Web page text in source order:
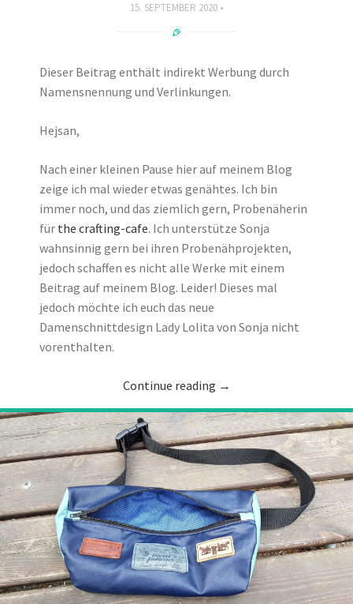
15. SEPTEMBER 2020
Dieser Beitrag enthält indirekt Werbung durch
Namensnennung und Verlinkungen.
Hejsan,
Nach einer kleinen Pause hier auf meinem Blog
zeige ich mal wieder etwas genähtes. Ich bin
immer noch, und das ziemlich gern, Probenäherin
für the crafting-cafe. Ich unterstütze Sonja
wahnsinnig gern bei ihren Probenähprojekten,
jedoch schaffen es nicht alle Werke mit einem
Beitrag auf meinem Blog. Leider! Dieses mal
jedoch möchte ich euch das neue
Damenschnittdesign Lady Lolita von Sonja nicht
vorenthalten.
Continue reading →